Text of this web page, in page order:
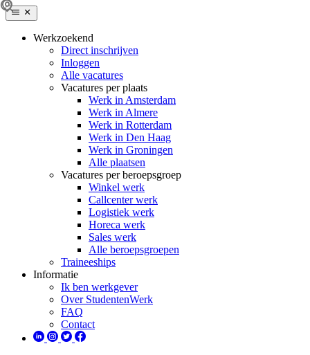
Werkzoekend
Direct inschrijven
Inloggen
Alle vacatures
Vacatures per plaats
Werk in Amsterdam
Werk in Almere
Werk in Rotterdam
Werk in Den Haag
Werk in Groningen
Alle plaatsen
Vacatures per beroepsgroep
Winkel werk
Callcenter werk
Logistiek werk
Horeca werk
Sales werk
Alle beroepsgroepen
Traineeships
Informatie
Ik ben werkgever
Over StudentenWerk
FAQ
Contact